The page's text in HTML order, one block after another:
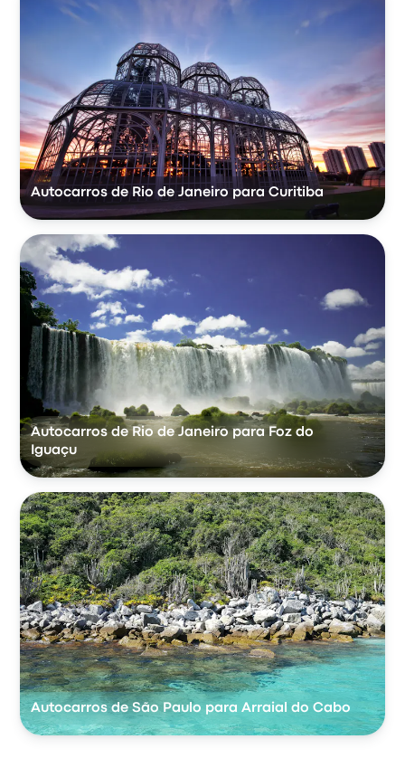
Autocarros de Rio de Janeiro para Curitiba
Autocarros de Rio de Janeiro para Foz do
Iguaçu
Autocarros de São Paulo para Arraial do Cabo